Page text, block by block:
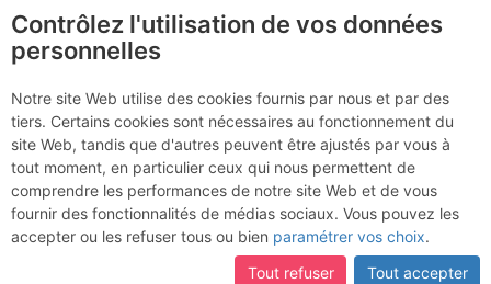
Rossstock avec
descente par Hagelstock
Samedi 25 mars 2017
Contrôlez l'utilisation de vos données
personnelles
Notre site Web utilise des cookies fournis par nous et par des
tiers. Certains cookies sont nécessaires au fonctionnement du
site Web, tandis que d'autres peuvent être ajustés par vous à
tout moment, en particulier ceux qui nous permettent de
comprendre les performances de notre site Web et de vous
fournir des fonctionnalités de médias sociaux. Vous pouvez les
accepter ou les refuser tous ou bien paramétrer vos choix.
Tout refuser
Tout accepter